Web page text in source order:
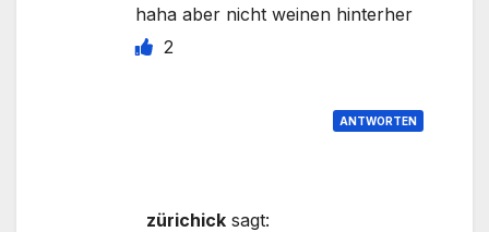
haha aber nicht weinen hinterher
2
ANTWORTEN
zürichick sagt: